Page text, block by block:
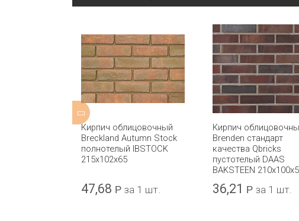
Кирпич облицовочный
Breckland Autumn Stock
полнотелый IBSTOCK
215x102x65
47,68 Р за 1 шт.
Кирпич
Brenden стандарт
качества Qbricks
пустотелый DAAS
BAKSTEEN
36,21 Р за 1 шт.